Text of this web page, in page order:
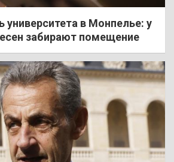
университета в Монпелье: у
забирают помещение